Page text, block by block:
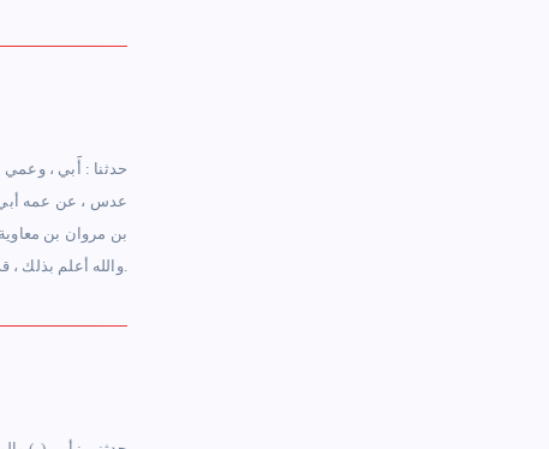
عدس ، عن عمه أبي
بن مروان بن
والله أعلم بذلك ، قدير العماء في مبلغه وكيف كان.